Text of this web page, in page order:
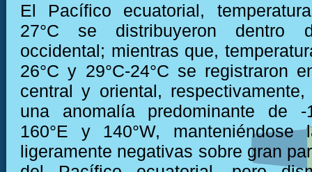
El Pacífico ecuatorial,
27°C se distribuyeron dentro
occidental; mientras que,
26°C y 29°C-24°C se registraron
central y oriental, respectivamente,
una anomalía predominante de
160°E y 140°W, manteniéndose
ligeramente negativas sobre gran